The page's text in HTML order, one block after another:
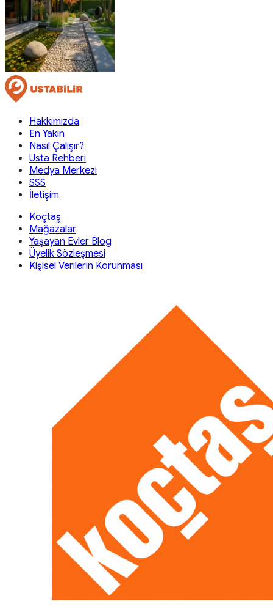
Hakkımızda
En Yakın
Nasıl Çalışır?
Usta Rehberi
Medya Merkezi
SSS
İletişim
Koçtaş
Mağazalar
Yaşayan Evler Blog
Üyelik Sözleşmesi
Kişisel Verilerin Korunması